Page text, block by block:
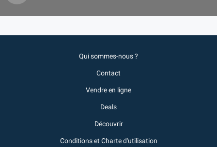
Qui sommes-nous ?
Contact
Vendre en ligne
Deals
Découvrir
Conditions et Charte d'utilisation